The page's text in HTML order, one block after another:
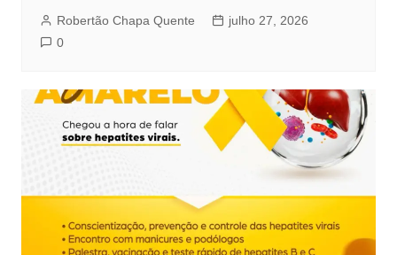
Robertão Chapa Quente
julho 27, 2026
0